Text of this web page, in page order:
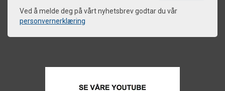
Ved å melde deg på vårt nyhetsbrev godtar du vår
personvernerklæring